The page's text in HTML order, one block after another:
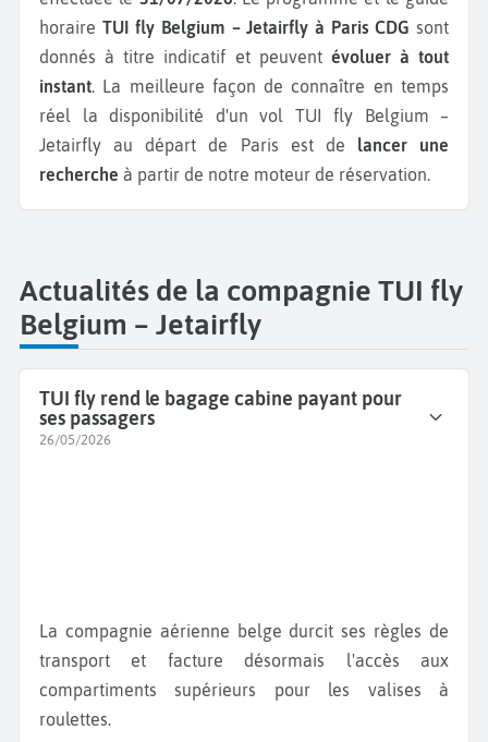
horaire TUI fly Belgium – Jetairfly à Paris CDG sont
donnés à titre indicatif et peuvent évoluer à tout
instant . La meilleure façon de connaître en temps
réel la disponibilité d'un vol TUI fly Belgium –
Jetairfly au départ de Paris est de
lancer une
recherche à partir de notre moteur de réservation.
Actualités de la compagnie TUI fly
Belgium – Jetairfly
TUI fly rend le bagage cabine payant pour
ses passagers
26/05/2026
La compagnie aérienne belge durcit ses règles de
transport et facture désormais l'accès aux
compartiments supérieurs pour les valises à
roulettes.